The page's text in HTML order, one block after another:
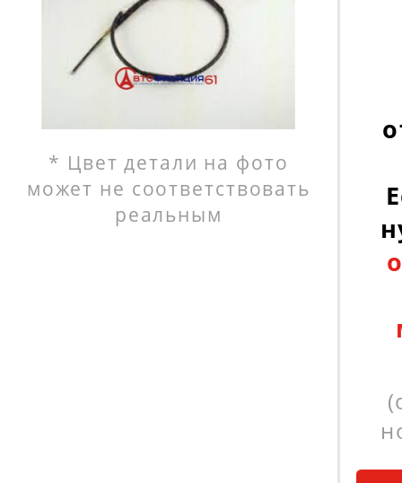
* Цвет детали на фото
может не соответствовать
реальным